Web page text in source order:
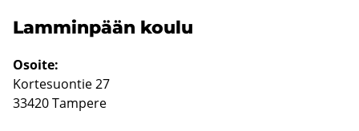
Lam­min­pään koulu
Osoi­te:
Kor­te­suon­tie 27
33420 Tam­pe­re